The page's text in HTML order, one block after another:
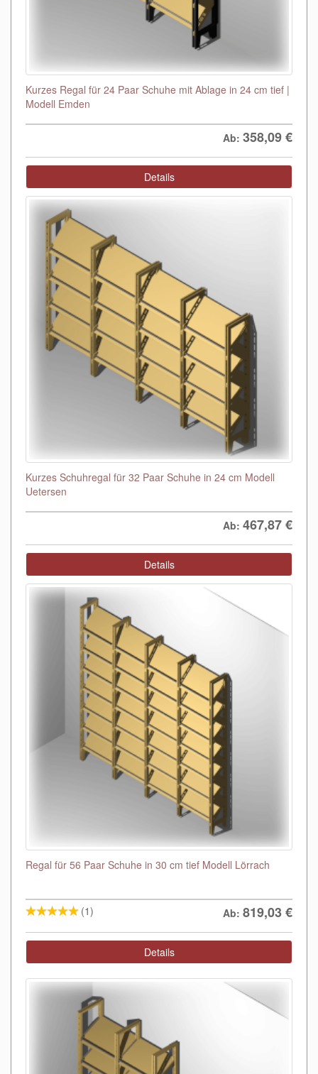
Kurzes Regal für 24 Paar Schuhe mit Ablage in 24 cm tief |
Modell Emden
Ab: 358,09€
Details
Kurzes Schuhregal für 32 Paar Schuhe in 24 cm Modell
Uetersen
Ab: 467,87€
Details
Regal für 56 Paar Schuhe in 30 cm tief Modell Lörrach
(1) Ab: 819,03€
Details